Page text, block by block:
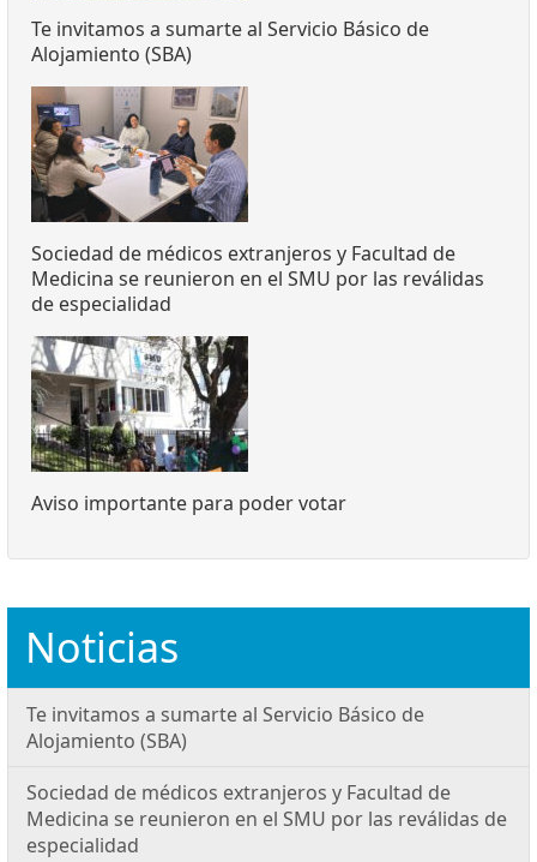
Te invitamos a sumarte al Servicio Básico de
Alojamiento (SBA)
Sociedad de médicos extranjeros y Facultad de
Medicina se reunieron en el SMU por las reválidas
de especialidad
Aviso importante para poder votar
Noticias
Te invitamos a sumarte al Servicio Básico de
Alojamiento (SBA)
Sociedad de médicos extranjeros y Facultad de
Medicina se reunieron en el SMU por las reválidas de
especialidad